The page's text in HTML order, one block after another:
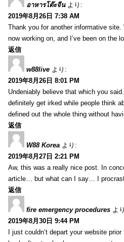
อาหารโต๊ะจีน より:
2019年8月26日 7:38 AM
Thank you for another informative
now working on, and I’ve been on the
返信
w88live より:
2019年8月26日 8:01 PM
Undeniably believe that which you
definitely get irked while people think
defined out the whole thing without
返信
W88 Korea より:
2019年8月27日 2:21 PM
Aw, this was a really nice post. In
article… but what can I say… I
返信
fire emergency procedures よ
2019年8月30日 9:44 PM
I just couldn’t depart your website